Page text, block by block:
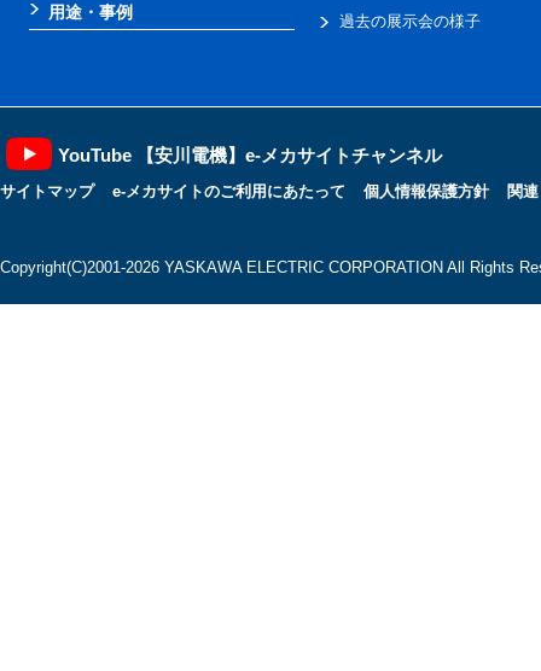
用途・事例
過去の展示会の様子
YouTube 【安川電機】e-メカサイトチャンネル
サイトマップ e-メカサイトのご利用にあたって 個人情報保護方針 関
Copyright(C)2001‐2026 YASKAWA ELECTRIC CORPORATION All Rights